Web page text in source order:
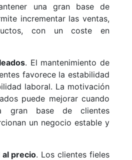
una gran base de
incrementar las ventas,
con un coste en
. El mantenimiento de
favorece la estabilidad
laboral. La motivación
puede mejorar cuando
gran base de clientes
un negocio estable y
precio. Los clientes fieles